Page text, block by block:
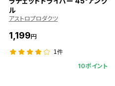
ル
アストロプロダクツ
1,199円
1件
10ポイント